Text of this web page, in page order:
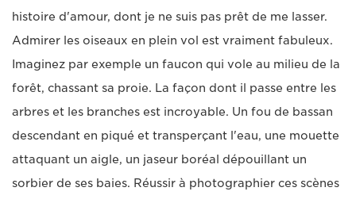
histoire d'amour, dont je ne suis pas prêt de me lasser.
Admirer les oiseaux en plein vol est vraiment fabuleux.
Imaginez par exemple un faucon qui vole au milieu de la
forêt, chassant sa proie. La façon dont il passe entre les
arbres et les branches est incroyable. Un fou de bassan
descendant en piqué et transperçant l'eau, une mouette
attaquant un aigle, un jaseur boréal dépouillant un
sorbier de ses baies. Réussir à photographier ces scènes